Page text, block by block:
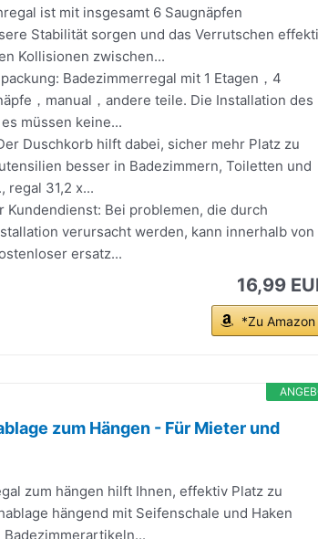
ist mit insgesamt 6 Saugnäpfen
Stabilität sorgen und das Verrutschen
Kollisionen zwischen...
Badezimmerregal mit 1 Etagen，4
，manual，andere teile. Die Installation des
müssen keine...
Duschkorb hilft dabei, sicher mehr Platz zu
besser in Badezimmern, Toiletten und
regal 31,2 x...
Kundendienst: Bei problemen, die durch
verursacht werden, kann innerhalb von
ersatz...
16,99
*Zu Amazon
zum Hängen - Für Mieter und
zum hängen hilft Ihnen, effektiv Platz zu
hängend mit Seifenschale und Haken